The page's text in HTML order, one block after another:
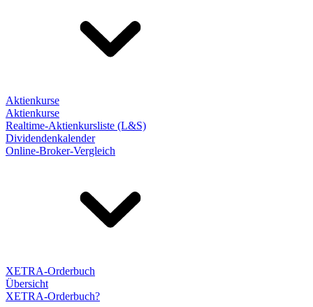
Aktienkurse
Aktienkurse
Realtime-Aktienkursliste (L&S)
Dividendenkalender
Online-Broker-Vergleich
XETRA-Orderbuch
Übersicht
XETRA-Orderbuch?